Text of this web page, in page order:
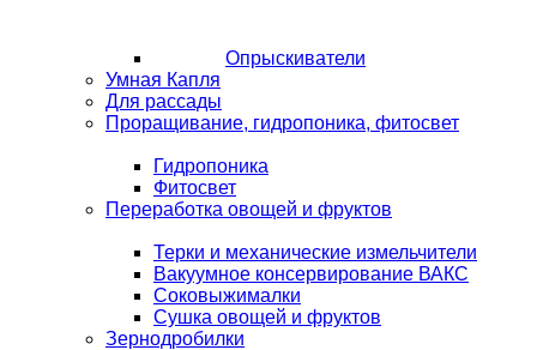
Опрыскиватели
Умная Капля
Для рассады
Проращивание, гидропоника, фитосвет
Гидропоника
Фитосвет
Переработка овощей и фруктов
Терки и механические измельчители
Вакуумное консервирование ВАКС
Соковыжималки
Сушка овощей и фруктов
Зернодробилки